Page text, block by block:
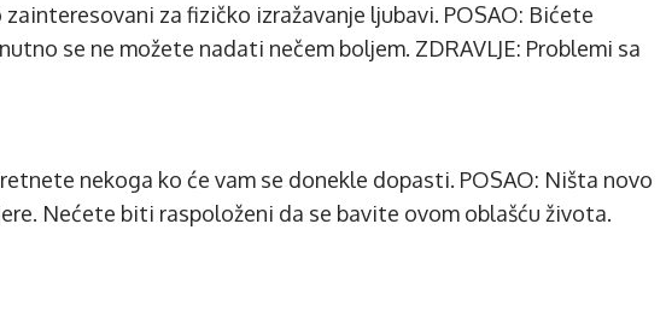
zainteresovani za fizičko izražavanje ljubavi. POSAO: Bićete
se ne možete nadati nečem boljem. ZDRAVLJE: Problemi sa
nekoga ko će vam se donekle dopasti. POSAO: Ništa novo
Nećete biti raspoloženi da se bavite ovom oblašću života.